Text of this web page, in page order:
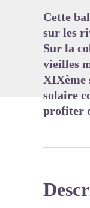
Cette
sur les
Sur la
vieilles
XIXème
solaire
profiter